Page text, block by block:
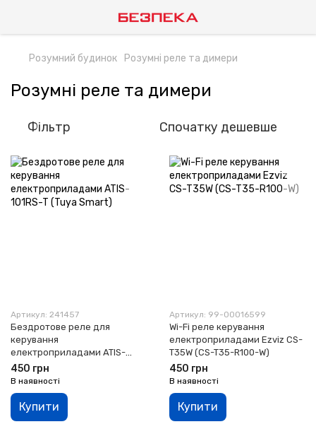
Розумний будинок Розумні реле та димери
Розумні реле та димери
Фільтр Спочатку дешевше
Артикул: 241457
Бездротове реле для
керування
електроприладами ATIS-
101RS-T (Tuya Smart)
450 грн
В наявності
Купити
Артикул: 99-00016599
Wi-Fi реле керування
електроприладами Ezviz CS-
T35W (CS-T35-R100-W)
450 грн
В наявності
Купити